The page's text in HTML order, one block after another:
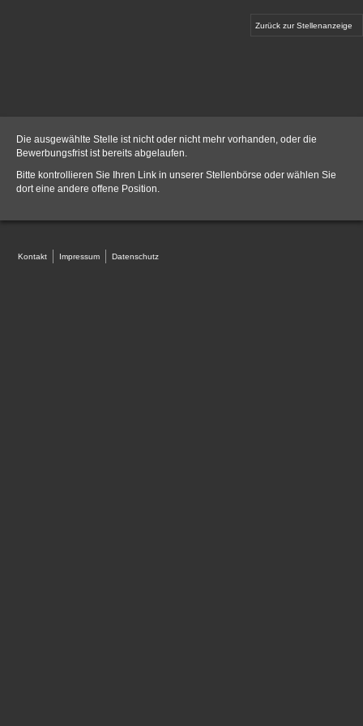
Zurück zur Stellenanzeige
Die ausgewählte Stelle ist nicht oder nicht mehr vorhanden, oder die
Bewerbungsfrist ist bereits abgelaufen.
Bitte kontrollieren Sie Ihren Link in unserer Stellenbörse oder wählen Sie
dort eine andere offene Position.
Kontakt Impressum Datenschutz